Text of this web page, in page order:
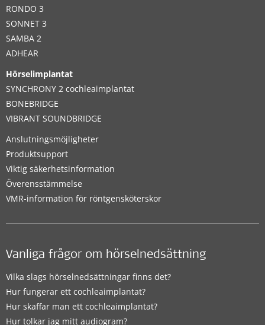
RONDO 3
SONNET 3
SAMBA 2
ADHEAR
Hörselimplantat
SYNCHRONY 2 cochleaimplantat
BONEBRIDGE
VIBRANT SOUNDBRIDGE
Anslutningsmöjligheter
Produktsupport
Viktig säkerhetsinformation
Överensstämmelse
VMR-information för röntgensköterskor
Vanliga frågor om hörselnedsättning
Vilka slags hörselnedsättningar finns det?
Hur fungerar ett cochleaimplantat?
Hur skaffar man ett cochleaimplantat?
Hur tolkar jag mitt audiogram?